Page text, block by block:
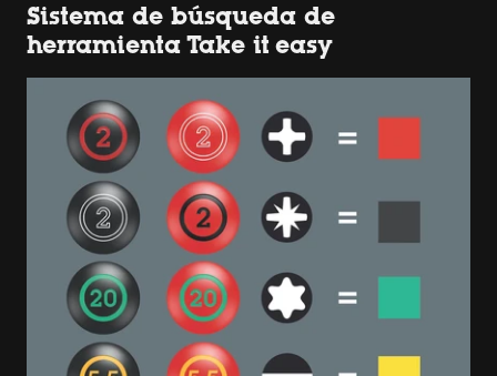
Sistema de búsqueda de
herramienta Take it easy